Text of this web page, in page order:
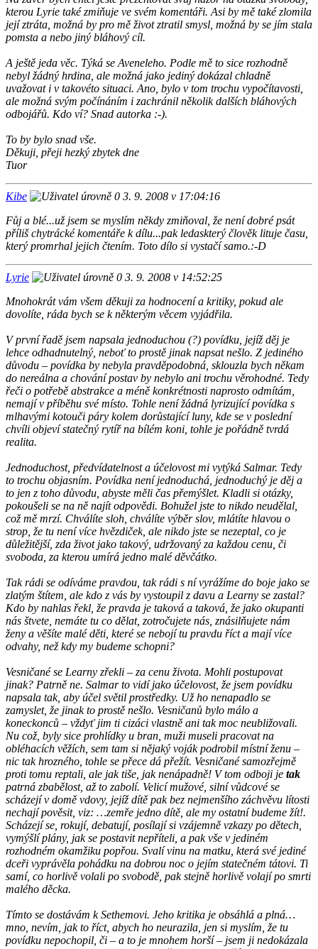
kterou Lyrie také zmiňuje ve svém komentáři. Asi by mě také zlomila
její ztráta, možná by pro mě život ztratil smysl, možná by se jím stala
pomsta a nebo jiný bláhový cíl.
A ještě jeda věc. Týká se Aveneleho. Podle mě to sice rozhodně
nebyl žádný hrdina, ale možná jako jediný dokázal chladně
uvažovat i v takovéto situaci. Ano, bylo v tom trochu vypočítavosti,
ale možná svým počínáním i zachránil několik dalších bláhových
odbojářů. Kdo ví? Snad autorka :-).
To by bylo snad vše.
Děkuji, přeji hezký zbytek dne
Tuor
Kibe
3. 9. 2008 v 17:04:16
Fůj a blé...už jsem se myslím někdy zmiňoval, že není dobré psát
příliš chytrácké komentáře k dílu...pak ledaskterý člověk lituje času,
který promrhal jejich čtením. Toto dílo si vystačí samo.:-D
Lyrie
3. 9. 2008 v 14:52:25
Mnohokrát vám všem děkuji za hodnocení a kritiky, pokud ale
dovolíte, ráda bych se k některým věcem vyjádřila.
V první řadě jsem napsala jednoduchou (?) povídku, jejíž děj je
lehce odhadnutelný, neboť to prostě jinak napsat nešlo. Z jediného
důvodu – povídka by nebyla pravděpodobná, sklouzla bych někam
do nereálna a chování postav by nebylo ani trochu věrohodné. Tedy
řeči o potřebě abstrakce a méně konkrétnosti naprosto odmítám,
nemají v příběhu své místo. Tohle není žádná lyrizující povídka s
mlhavými kotouči páry kolem dorůstající luny, kde se v poslední
chvíli objeví statečný rytíř na bílém koni, tohle je pořádně tvrdá
realita.
Jednoduchost, předvídatelnost a účelovost mi vytýká Salmar. Tedy
to trochu objasním. Povídka není jednoduchá, jednoduchý je děj a
to jen z toho důvodu, abyste měli čas přemýšlet. Kladli si otázky,
pokoušeli se na ně najít odpovědi. Bohužel jste to nikdo neudělal,
což mě mrzí. Chválíte sloh, chválíte výběr slov, mlátíte hlavou o
strop, že tu není více hvězdiček, ale nikdo jste se nezeptal, co je
důležitější, zda život jako takový, udržovaný za každou cenu, či
svoboda, za kterou umírá jedno malé děvčátko.
Tak rádi se odíváme pravdou, tak rádi s ní vyrážíme do boje jako se
zlatým štítem, ale kdo z vás by vystoupil z davu a Learny se zastal?
Kdo by nahlas řekl, že pravda je taková a taková, že jako okupanti
nás štvete, nemáte tu co dělat, zotročujete nás, znásilňujete nám
ženy a věšíte malé děti, které se nebojí tu pravdu říct a mají více
odvahy, než kdy my budeme schopni?
Vesničané se Learny zřekli – za cenu života. Mohli postupovat
jinak? Patrně ne. Salmar to vidí jako účelovost, že jsem povídku
napsala tak, aby účel světil prostředky. Už ho nenapadlo se
zamyslet, že jinak to prostě nešlo. Vesničanů bylo málo a
koneckonců – vždyť jim ti cizáci vlastně ani tak moc neubližovali.
Nu což, byly sice prohlídky u bran, muži museli pracovat na
obléhacích věžích, sem tam si nějaký voják podrobil místní ženu –
nic tak hrozného, tohle se přece dá přežít. Vesničané samozřejmě
proti tomu reptali, ale jak tiše, jak nenápadně! V tom odboji je tak
patrná zbabělost, až to zabolí. Velicí mužové, silní vůdcové se
scházejí v domě vdovy, jejíž dítě pak bez nejmenšího záchvěvu lítosti
nechají pověsit, viz: …zemře jedno dítě, ale my ostatní budeme žít!.
Scházejí se, rokují, debatují, posílají si vzájemně vzkazy po dětech,
vymýšlí plány, jak se postavit nepříteli, a pak vše v jediném
rozhodném okamžiku popřou. Svalí vinu na matku, která své jediné
dceři vyprávěla pohádku na dobrou noc o jejím statečném tátovi. Ti
samí, co horlivě volali po svobodě, pak stejně horlivě volají po smrti
malého děcka.
Tímto se dostávám k Sethemovi. Jeho kritika je obsáhlá a plná…
mno, nevím, jak to říct, abych ho neurazila, jen si myslím, že tu
povídku nepochopil, či – a to je mnohem horší – jsem ji nedokázala